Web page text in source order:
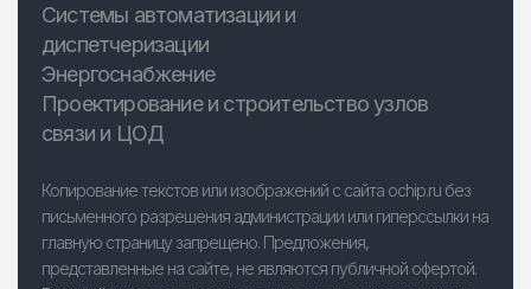
Системы автоматизации и
диспетчеризации
Энергоснабжение
Проектирование и строительство узлов
связи и ЦОД
Копирование текстов или изображений с сайта ochip.ru без
письменного разрешения администрации или гиперссылки на
главную страницу запрещено. Предложения,
представленные на сайте, не являются публичной офертой.